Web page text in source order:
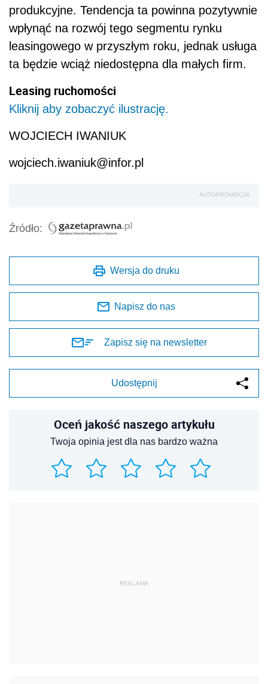
produkcyjne. Tendencja ta powinna pozytywnie
wpłynąć na rozwój tego segmentu rynku
leasingowego w przyszłym roku, jednak usługa
ta będzie wciąż niedostępna dla małych firm.
Leasing ruchomości
Kliknij aby zobaczyć ilustrację.
WOJCIECH IWANIUK
wojciech.iwaniuk@infor.pl
AUTOPROMOCJA
Źródło:
Wersja do druku
Napisz do nas
Zapisz się na newsletter
Udostępnij
Oceń jakość naszego artykułu
Twoja opinia jest dla nas bardzo ważna
REKLAMA